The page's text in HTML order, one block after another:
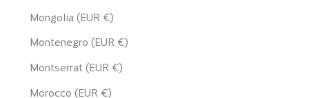
Mongolia (EUR €)
Montenegro (EUR €)
Montserrat (EUR €)
Morocco (EUR €)